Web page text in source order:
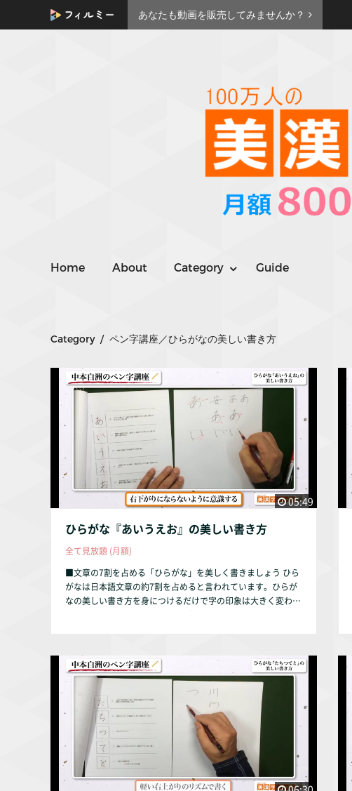
あなたも動画を販売してみませんか？
Home About Category Guide
Category / ペン字講座／ひらがなの美しい書き方
05:49
ひらがな『あいうえお』の美しい書き方
全て見放題 (月額)
■文章の7割を占める「ひらがな」を美しく書きましょう ひら
がなは日本語文章の約7割を占めると言われています。ひらが
なの美しい書き方を身につけるだけで字の印象は大きく変わり